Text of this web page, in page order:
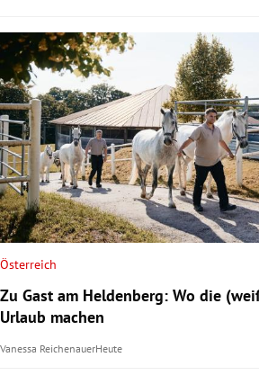
Untermenü
Untermenü
Untermenü
Untermenü
Österreich
Zu Gast am Heldenberg: Wo die
Urlaub machen
Vanessa ReichenauerHeute